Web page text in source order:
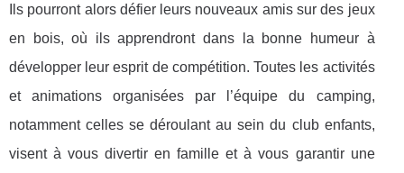
Ils pourront alors défier leurs nouveaux amis sur des jeux
en bois, où ils apprendront dans la bonne humeur à
développer leur esprit de compétition. Toutes les activités
et animations organisées par l’équipe du camping,
notamment celles se déroulant au sein du club enfants,
visent à vous divertir en famille et à vous garantir une